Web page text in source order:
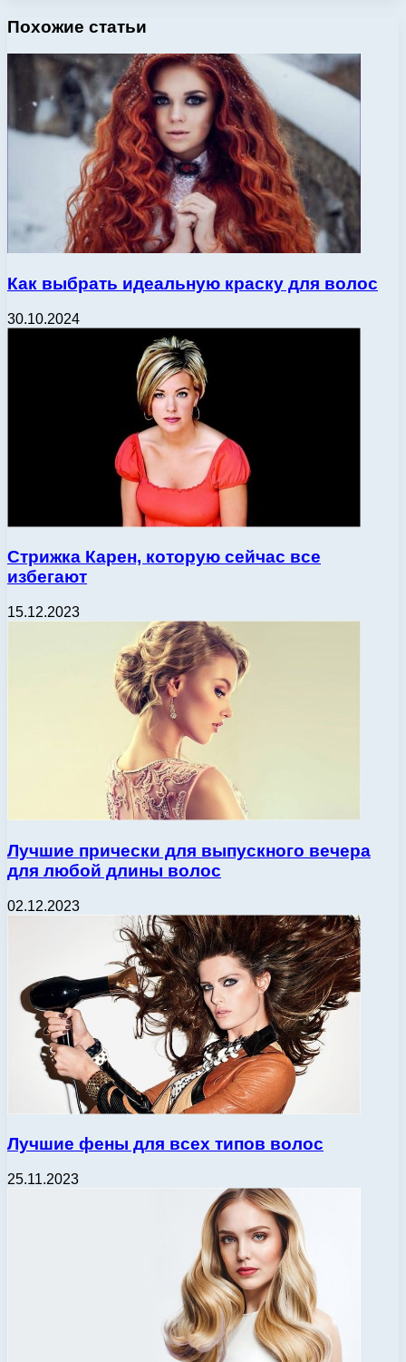
Похожие статьи
Как выбрать идеальную краску для волос
30.10.2024
Стрижка Карен, которую сейчас все
избегают
15.12.2023
Лучшие прически для выпускного вечера
для любой длины волос
02.12.2023
Лучшие фены для всех типов волос
25.11.2023